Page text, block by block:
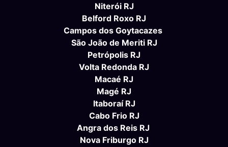
Niterói RJ
Belford Roxo RJ
Campos dos Goytacazes
São João de Meriti RJ
Petrópolis RJ
Volta Redonda RJ
Macaé RJ
Magé RJ
Itaboraí RJ
Cabo Frio RJ
Angra dos Reis RJ
Nova Friburgo RJ